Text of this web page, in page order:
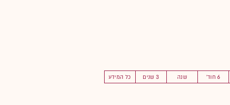
6 חוד' שנה 3 שנים כל המידע